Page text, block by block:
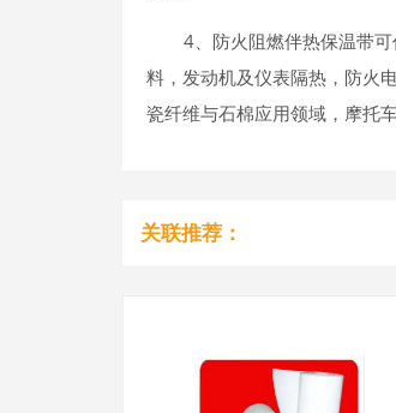
4、防火阻燃伴热保温带
料，发动机及仪表隔热，防火
瓷纤维与石棉应用领域，摩托
关联推荐：